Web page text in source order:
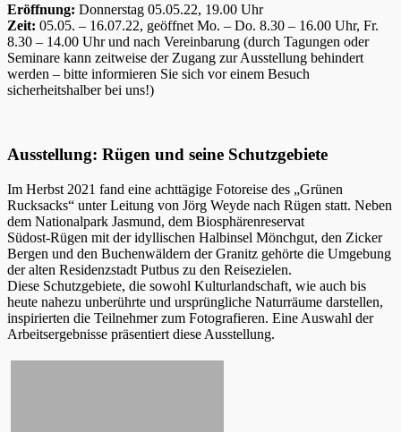
Eröffnung: Donnerstag 05.05.22, 19.00 Uhr
Zeit: 05.05. – 16.07.22, geöffnet Mo. – Do. 8.30 – 16.00 Uhr, Fr.
8.30 – 14.00 Uhr und nach Vereinbarung (durch Tagungen oder
Seminare kann zeitweise der Zugang zur Ausstellung behindert
werden – bitte informieren Sie sich vor einem Besuch
sicherheitshalber bei uns!)
Ausstellung: Rügen und seine Schutzgebiete
Im Herbst 2021 fand eine achttägige Fotoreise des „Grünen
Rucksacks“ unter Leitung von Jörg Weyde nach Rügen statt. Neben
dem Nationalpark Jasmund, dem Biosphärenreservat
Südost-Rügen mit der idyllischen Halbinsel Mönchgut, den Zicker
Bergen und den Buchenwäldern der Granitz gehörte die Umgebung
der alten Residenzstadt Putbus zu den Reisezielen.
Diese Schutzgebiete, die sowohl Kulturlandschaft, wie auch bis
heute nahezu unberührte und ursprüngliche Naturräume darstellen,
inspirierten die Teilnehmer zum Fotografieren. Eine Auswahl der
Arbeitsergebnisse präsentiert diese Ausstellung.